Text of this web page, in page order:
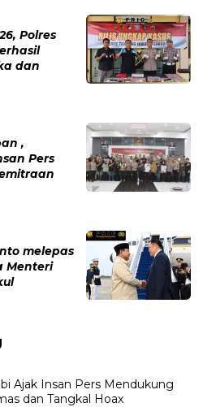
Polres
dan
,
Pers
melepas
Menteri
Ajak Insan Pers Mendukung
dan Tangkal Hoax